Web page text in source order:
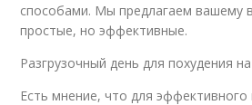
способами. Мы предлагаем вашему
простые, но эффективные.
Разгрузочный день для похудения
Есть мнение, что для эффективного